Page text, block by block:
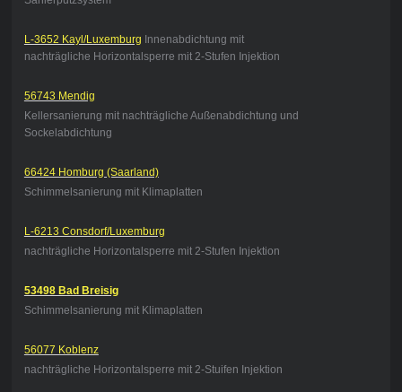
L-3652 Kayl/Luxemburg Innenabdichtung mit
nachträgliche Horizontalsperre mit 2-Stufen Injektion
56743 Mendig
Kellersanierung mit nachträgliche Außenabdichtung und
Sockelabdichtung
66424 Homburg (Saarland)
Schimmelsanierung mit Klimaplatten
L-6213 Consdorf/Luxemburg
nachträgliche Horizontalsperre mit 2-Stufen Injektion
53498 Bad Breisig
Schimmelsanierung mit Klimaplatten
56077 Koblenz
nachträgliche Horizontalsperre mit 2-Stuifen Injektion